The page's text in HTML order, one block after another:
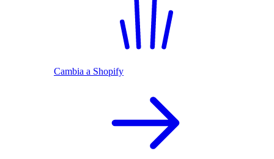
Cambia a Shopify